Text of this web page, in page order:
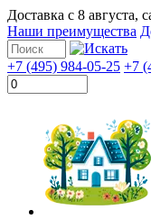
Доставка с 8 августа,
Наши преимущества
+7 (495) 984-05-25 +7